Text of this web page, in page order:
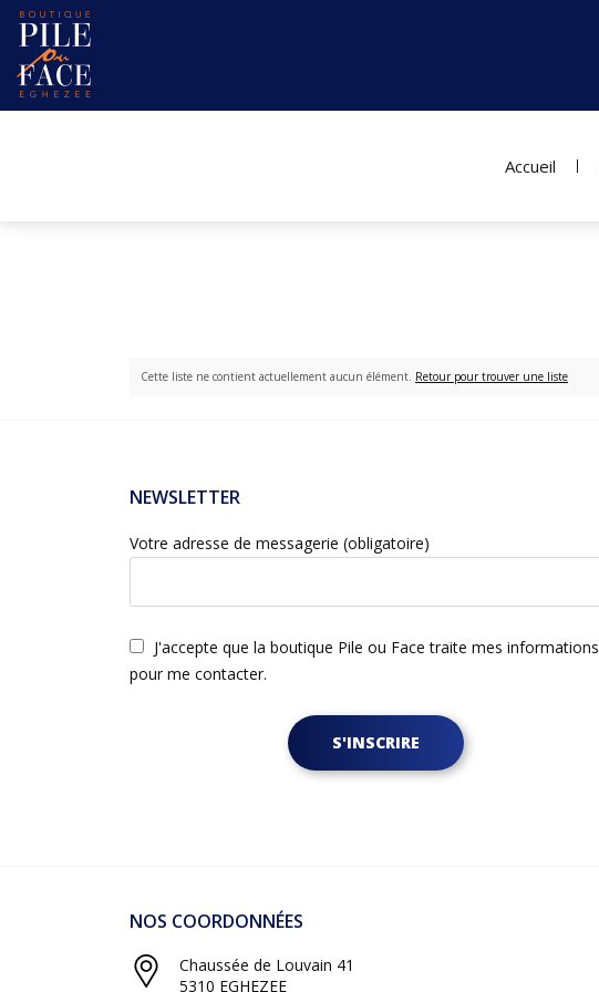
Accueil
Cette liste ne contient actuellement aucun élément. Retour pour trouver une liste
NEWSLETTER
Votre adresse de messagerie (obligatoire)
J'accepte que la boutique Pile ou Face traite mes informations
pour me contacter.
S'INSCRIRE
NOS COORDONNÉES
Chaussée de Louvain 41
5310 EGHEZEE